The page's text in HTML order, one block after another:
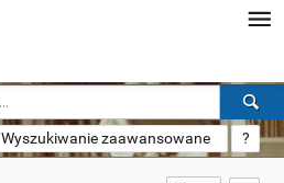
Wyszukiwanie zaawansowane ?